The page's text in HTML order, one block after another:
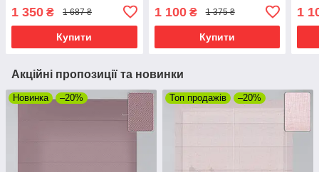
1 350 ₴ 1 687 ₴
Купити
спальню
1 100₴ 1 375 ₴
Купити
1
Акційні пропозиції та новинки
Новинка –20% Топ продажів –20%